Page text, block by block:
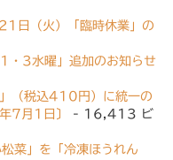
日（火）「臨時休業」の
1・3水曜」追加のお知らせ
（税込410円）に統一の
7月1日〕
- 16,413 ビ
菜」を「冷凍ほうれん